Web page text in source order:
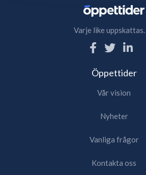
Varje like uppskattas.
Öppettider
Vår vision
Nyheter
Vanliga frågor
Kontakta oss